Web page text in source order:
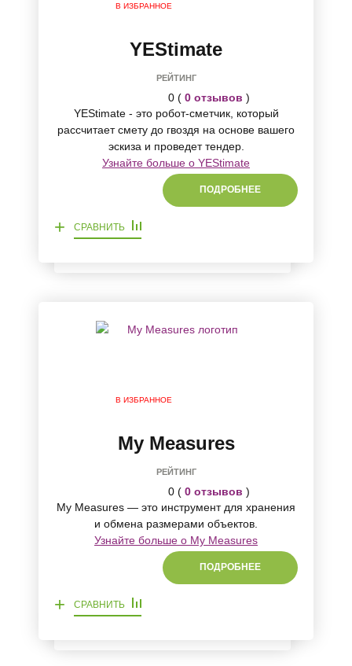
В ИЗБРАННОЕ
YEStimate
РЕЙТИНГ
0 ( 0 отзывов )
YEStimate - это робот-сметчик, который
рассчитает смету до гвоздя на основе вашего
эскиза и проведет тендер.
Узнайте больше о YEStimate
ПОДРОБНЕЕ
+ СРАВНИТЬ
В ИЗБРАННОЕ
My Measures
РЕЙТИНГ
0 ( 0 отзывов )
My Measures — это инструмент для хранения
и обмена размерами объектов.
Узнайте больше о My Measures
ПОДРОБНЕЕ
+ СРАВНИТЬ